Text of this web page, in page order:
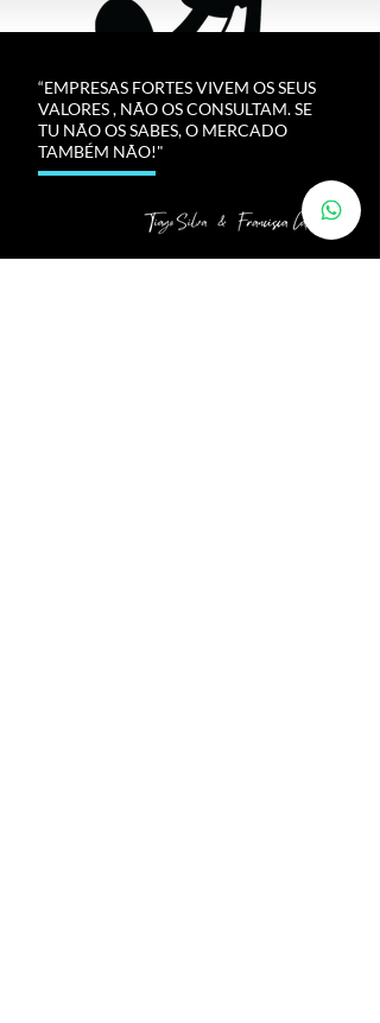
“EMPRESAS FORTES VIVEM OS SEUS
VALORES , NÃO OS CONSULTAM. SE
TU NÃO OS SABES, O MERCADO
TAMBÉM NÃO!"